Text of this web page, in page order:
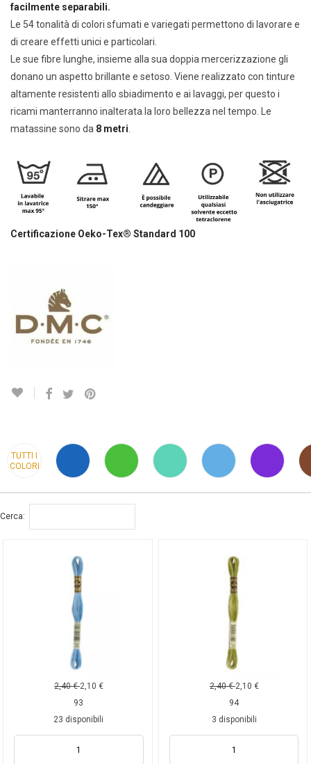
facilmente separabili.
Le 54 tonalità di colori sfumati e variegati permettono di lavorare e
di creare effetti unici e particolari.
Le sue fibre lunghe, insieme alla sua doppia mercerizzazione gli
donano un aspetto brillante e setoso. Viene realizzato con tinture
altamente resistenti allo sbiadimento e ai lavaggi, per questo i
ricami manterranno inalterata la loro bellezza nel tempo. Le
matassine sono da 8 metri
Certificazione Oeko-Tex® Standard 100
TUTTI I
COLORI
Cerca:
2,40€ 2,10 €
93
23 disponibili
2,40€ 2,10 €
94
3 disponibili